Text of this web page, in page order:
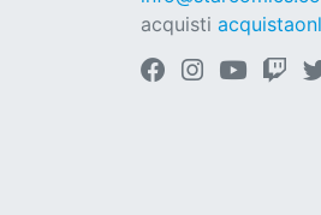
acquisti